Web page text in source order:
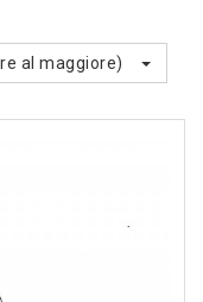
al maggiore)